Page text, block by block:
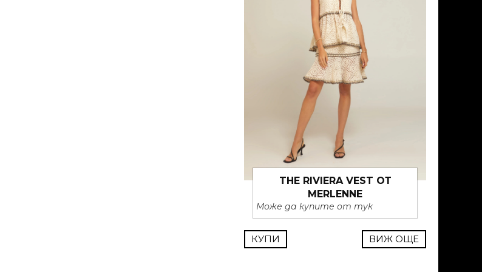
THE RIVIERA VEST ОТ
MERLENNE
Може да купите от тук
КУПИ ВИЖ ОЩЕ